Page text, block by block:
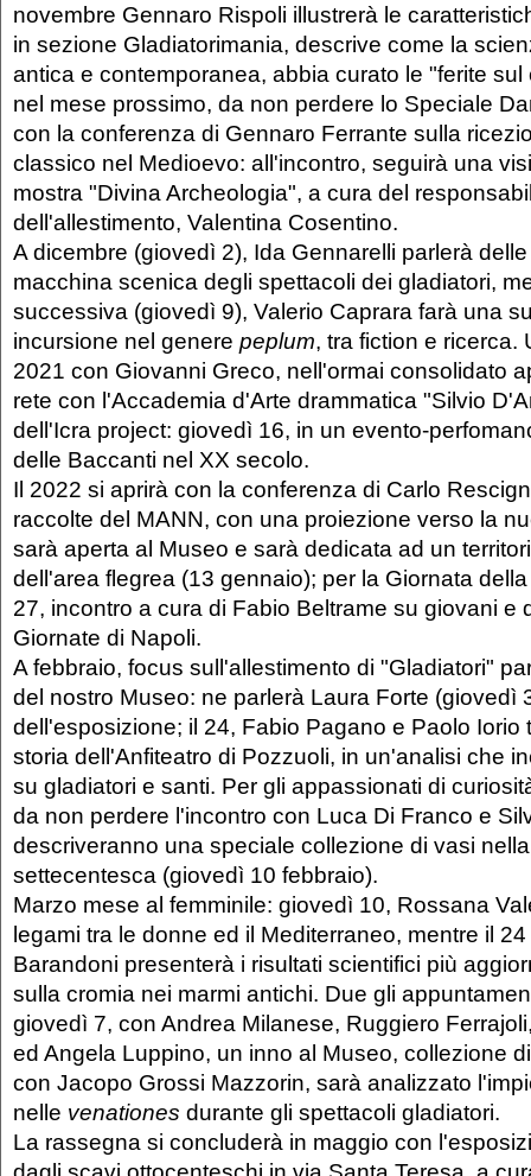
novembre Gennaro Rispoli illustrerà le
in sezione Gladiatorimania, descrive come la
antica e contemporanea, abbia curato le "ferite
nel mese prossimo, da non perdere lo Speciale
con la conferenza di Gennaro Ferrante sulla
classico nel Medioevo: all'incontro, seguirà una
mostra "Divina Archeologia", a cura del
dell'allestimento, Valentina Cosentino.
A dicembre (giovedì 2), Ida Gennarelli parlerà
macchina scenica degli spettacoli dei gladiatori,
successiva (giovedì 9), Valerio Caprara farà una
incursione nel genere peplum, tra fiction e ricerca.
2021 con Giovanni Greco, nell'ormai consolidato
rete con l'Accademia d'Arte drammatica "Silvio
dell'Icra project: giovedì 16, in un evento-
delle Baccanti nel XX secolo.
Il 2022 si aprirà con la conferenza di Carlo
raccolte del MANN, con una proiezione verso la
sarà aperta al Museo e sarà dedicata ad un
dell'area flegrea (13 gennaio); per la Giornata
27, incontro a cura di Fabio Beltrame su giovani e
Giornate di Napoli.
A febbraio, focus sull'allestimento di "Gladiatori"
del nostro Museo: ne parlerà Laura Forte​ (giovedì
dell'esposizione; il 24, Fabio Pagano e Paolo Iorio
storia dell'Anfiteatro di Pozzuoli, in un'analisi che
su gladiatori e santi. Per gli appassionati di
da non perdere l'incontro con Luca Di Franco e
descriveranno una speciale collezione di vasi
settecentesca (giovedì 10 febbraio).
Marzo mese al femminile: giovedì 10, Rossana
legami tra le donne ed il Mediterraneo, mentre il
Barandoni presenterà i risultati scientifici più
sulla cromia nei marmi antichi. Due gli
giovedì 7, con Andrea Milanese, Ruggiero
ed Angela Luppino, un inno al Museo, collezione
con Jacopo Grossi Mazzorin, sarà analizzato
nelle venationes durante gli spettacoli gladiatori.
La rassegna si concluderà in maggio con